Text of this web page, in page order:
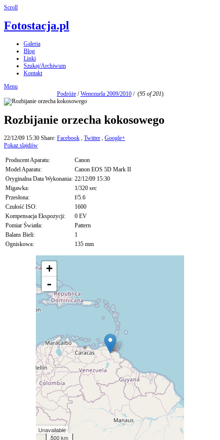
Scroll
Fotostacja.pl
Galeria
Blog
Linki
Szukaj/Archiwum
Kontakt
Menu
Podróże/Wenezuela 2009/2010/ (95 of 201)
Rozbijanie orzecha kokosowego
22/12/09 15:30 Share: Facebook , Twitter , Google+
Pokaz slajdów
Producent Aparatu:
Canon
Model Aparatu:
Canon EOS 5D Mark II
Oryginalna Data Wykonania: 22/12/09 15:30
Migawka:
1/320 sec
Przesłona:
f/5.6
Czułość ISO:
1600
Kompensacja Ekspozycji:
0 EV
Pomiar Światła:
Pattern
Balans Bieli:
1
Ogniskowa:
135 mm
+
-
Unavailable
500 km